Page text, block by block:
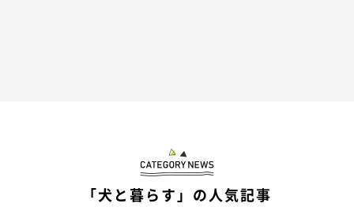
「犬と暮らす」の人気記事